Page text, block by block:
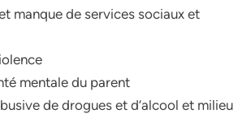
manque de services sociaux et
mentale du parent
de drogues et d’alcool et milieu